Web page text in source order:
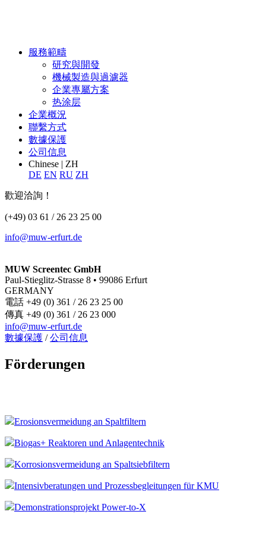
服務範疇
研究與開發
機械製造與過濾器
企業專屬方案
热涂层
企業概況
聯繫方式
數據保護
公司信息
Chinese | ZH
DE EN RU ZH
歡迎洽詢！
(+49) 03 61 / 26 23 25 00
info@muw-erfurt.de
MUW Screentec GmbH
Paul-Stieglitz-Strasse 8 • 99086 Erfurt
GERMANY
電話 +49 (0) 361 / 26 23 25 00
傳真 +49 (0) 361 / 26 23 000
info@muw-erfurt.de
數據保護 /公司信息
Förderungen
Erosionsvermeidung an Spaltfiltern
Biogas+ Reaktoren und Anlagentechnik
Korrosionsvermeidung an Spaltsiebfiltern
Intensivberatungen und Prozessbegleitungen für KMU
Demonstrationsprojekt Power-to-X